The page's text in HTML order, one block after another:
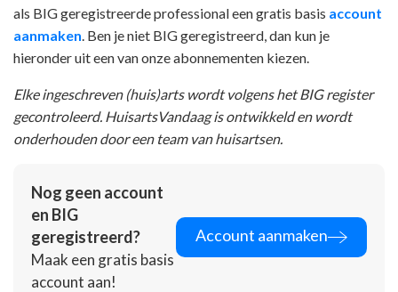
als BIG geregistreerde professional een gratis basis account
aanmaken . Ben je niet BIG geregistreerd, dan kun je
hieronder uit een van onze abonnementen kiezen.
Elke ingeschreven (huis)arts wordt volgens het BIG register
gecontroleerd. HuisartsVandaag is ontwikkeld en wordt
onderhouden door een team van huisartsen.
Nog geen account
en BIG
geregistreerd?
Maak een gratis basis
account aan!
Account aanmaken